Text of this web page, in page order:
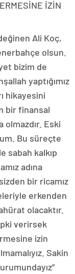
İZİN
Ali Koç,
olsun.
bizim de
yaptığımız
hikayesini
bir finansal
olmazdır. Eski
Bu süreçte
sabah kalkıp
adına
bir ricamız
erkenden
olacaktır.
verirsek
izin
Sakin